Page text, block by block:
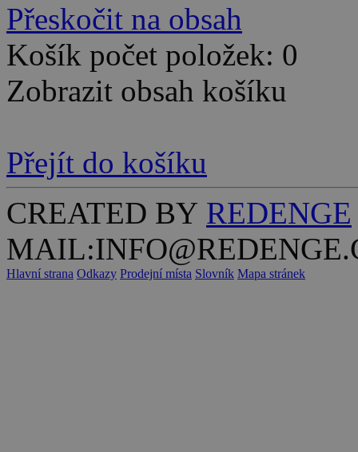
Přeskočit na obsah
Košík počet položek: 0
Zobrazit obsah košíku
Přejít do košíku
CREATED BY REDENGE
Hlavní strana Odkazy Prodejní místa Slovník Mapa stránek